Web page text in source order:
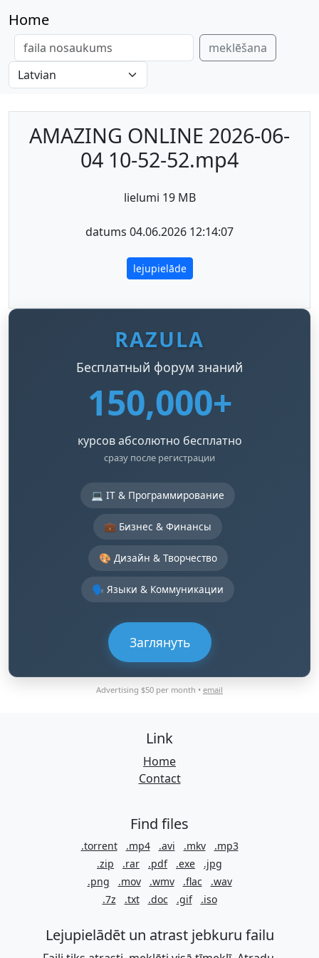
Home
meklēšana
AMAZING ONLINE 2026-06-
04 10-52-52.mp4
lielumi 19 MB
datums 04.06.2026 12:14:07
lejupielāde
RAZULA
Бесплатный форум знаний
150,000+
курсов абсолютно бесплатно
сразу после регистрации
💻 IT & Программирование
💼 Бизнес & Финансы
🎨 Дизайн & Творчество
🗣️ Языки & Коммуникации
Заглянуть
Advertising $50 per month • email
Link
Home
Contact
Find files
.torrent .mp4 .avi .mkv
.mp3
.zip
.rar .pdf .exe
.jpg
.png
.mov .wmv .flac
.wav
.7z
.txt .doc .gif .iso
Lejupielādēt un atrast jebkuru failu